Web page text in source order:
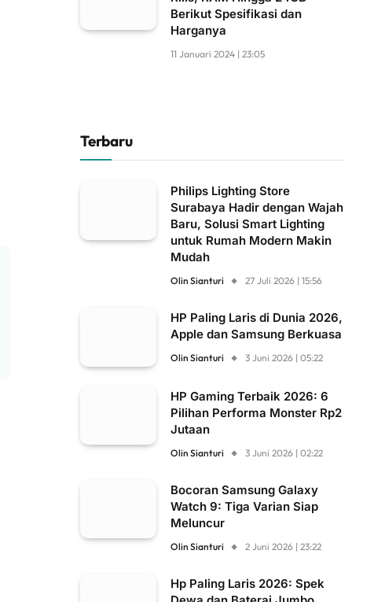
Berikut Spesifikasi dan
Harganya
11 Januari 2024 | 23:05
Terbaru
Philips Lighting Store
Surabaya Hadir dengan Wajah
Baru, Solusi Smart Lighting
untuk Rumah Modern Makin
Mudah
Olin Sianturi 27 Juli 2026 | 15:56
HP Paling Laris di Dunia 2026,
Apple dan Samsung Berkuasa
Olin Sianturi 3 Juni 2026 | 05:22
HP Gaming Terbaik 2026: 6
Pilihan Performa Monster Rp2
Jutaan
Olin Sianturi 3 Juni 2026 | 02:22
Bocoran Samsung Galaxy
Watch 9: Tiga Varian Siap
Meluncur
Olin Sianturi 2 Juni 2026 | 23:22
Hp Paling Laris 2026: Spek